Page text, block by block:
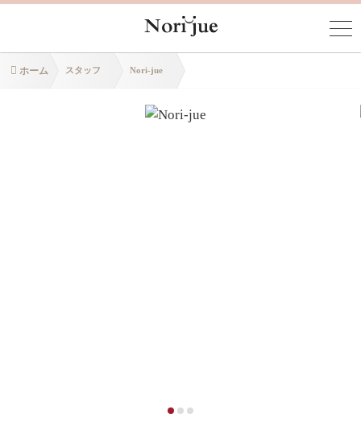
ホーム スタッフ Nori-jue